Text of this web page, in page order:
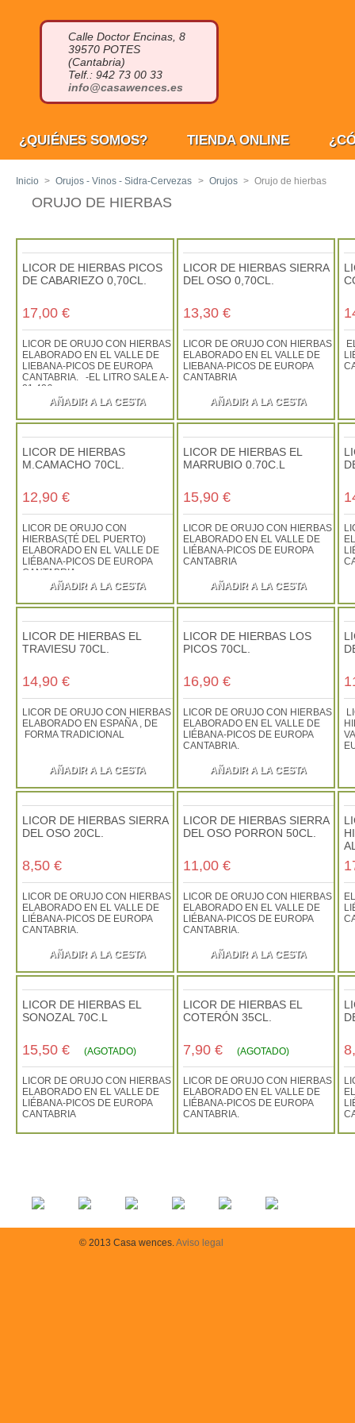
Calle Doctor Encinas, 8
39570 POTES
(Cantabria)
Telf.: 942 73 00 33
info@casawences.es
¿QUIÉNES SOMOS? TIENDA ONLINE
Inicio > Orujos - Vinos - Sidra-Cervezas > Orujos > Orujo de hierbas
ORUJO DE HIERBAS
LICOR DE HIERBAS PICOS
DE CABARIEZO 0,70CL.
17,00 €
LICOR DE ORUJO CON HIERBAS
ELABORADO EN EL VALLE DE
LIEBANA-PICOS DE EUROPA
CANTABRIA. -EL LITRO SALE A-
21,42€
AÑADIR A LA CESTA
LICOR DE HIERBAS SIERRA
DEL OSO 0,70CL.
13,30 €
LICOR DE ORUJO CON HIERBAS
ELABORADO EN EL VALLE DE
LIEBANA-PICOS DE EUROPA
CANTABRIA
AÑADIR A LA CESTA
LICOR DE HIERBAS
M.CAMACHO 70CL.
12,90 €
LICOR DE ORUJO CON
HIERBAS(TÉ DEL PUERTO)
ELABORADO EN EL VALLE DE
LIÉBANA-PICOS DE EUROPA
CANTABRIA
AÑADIR A LA CESTA
LICOR DE HIERBAS EL
MARRUBIO 0.70C.L
15,90 €
LICOR DE ORUJO CON HIERBAS
ELABORADO EN EL VALLE DE
LIÉBANA-PICOS DE EUROPA
CANTABRIA
AÑADIR A LA CESTA
LICOR DE HIERBAS EL
TRAVIESU 70CL.
14,90 €
LICOR DE ORUJO CON HIERBAS
ELABORADO EN ESPAÑA , DE
FORMA TRADICIONAL
AÑADIR A LA CESTA
LICOR DE HIERBAS LOS
PICOS 70CL.
16,90 €
LICOR DE ORUJO CON HIERBAS
ELABORADO EN EL VALLE DE
LIÉBANA-PICOS DE EUROPA
CANTABRIA.
AÑADIR A LA CESTA
LICOR DE HIERBAS SIERRA
DEL OSO 20CL.
8,50 €
LICOR DE ORUJO CON HIERBAS
ELABORADO EN EL VALLE DE
LIÉBANA-PICOS DE EUROPA
CANTABRIA.
AÑADIR A LA CESTA
LICOR DE HIERBAS SIERRA
DEL OSO PORRON 50CL.
11,00 €
LICOR DE ORUJO CON HIERBAS
ELABORADO EN EL VALLE DE
LIÉBANA-PICOS DE EUROPA
CANTABRIA.
AÑADIR A LA CESTA
LICOR DE HIERBAS EL
SONOZAL 70C.L
15,50 € (AGOTADO)
LICOR DE ORUJO CON HIERBAS
ELABORADO EN EL VALLE DE
LIÉBANA-PICOS DE EUROPA
CANTABRIA
LICOR DE HIERBAS EL
COTERÓN 35CL.
7,90 € (AGOTADO)
LICOR DE ORUJO CON HIERBAS
ELABORADO EN EL VALLE DE
LIÉBANA-PICOS DE EUROPA
CANTABRIA.
© 2013 Casa wences.Aviso legal